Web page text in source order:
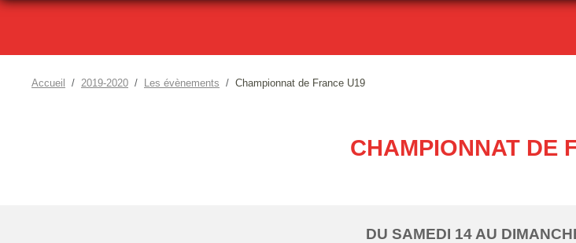
Accueil 2019-2020 Les évènements Championnat de France U19
CHAMPIONNAT DE
DU SAMEDI 14 AU